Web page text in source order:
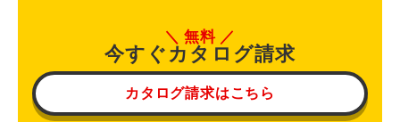
無料
今すぐカタログ請求
カタログ請求はこちら